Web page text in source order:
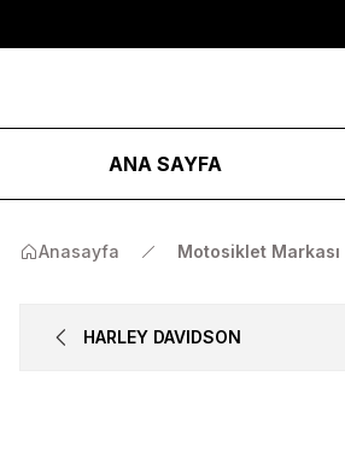
ANA SAYFA
Anasayfa Motosiklet Markası
HARLEY DAVIDSON